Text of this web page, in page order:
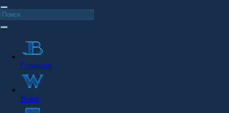
Главная
Вики